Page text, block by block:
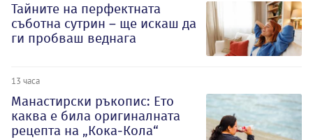
Тайните на перфектната
съботна сутрин – ще искаш да
ги пробваш веднага
13 часа
Манастирски ръкопис: Ето
каква е била оригиналната
рецепта на „Кока-Кола“